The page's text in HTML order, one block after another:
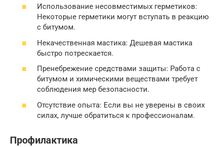
Использование несовместимых герметиков:
Некоторые герметики могут вступать в реакцию
с битумом.
Некачественная мастика: Дешевая мастика
быстро потрескается.
Пренебрежение средствами защиты: Работа с
битумом и химическими веществами требует
соблюдения мер безопасности.
Отсутствие опыта: Если вы не уверены в своих
силах, лучше обратиться к профессионалам.
Профилактика